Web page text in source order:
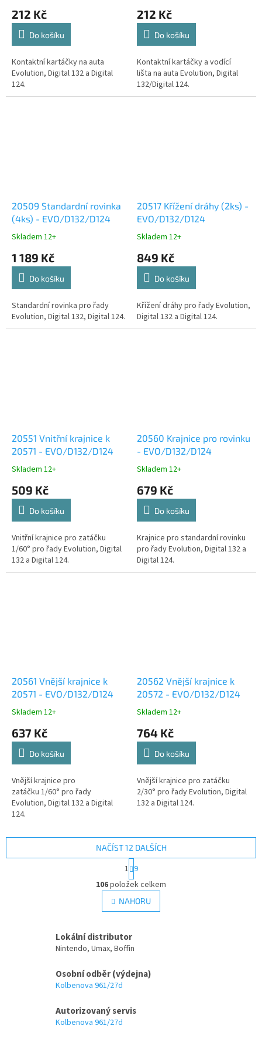
212 Kč
Do košíku
Kontaktní kartáčky na auta
Evolution, Digital 132 a Digital
124.
212 Kč
Do košíku
Kontaktní kartáčky a vodící
lišta na auta Evolution, Digital
132/Digital 124.
20509 Standardní rovinka
(4ks) - EVO/D132/D124
Skladem 12+
1 189 Kč
Do košíku
Standardní rovinka pro řady
Evolution, Digital 132, Digital 124.
20517 Křížení dráhy (2ks) -
EVO/D132/D124
Skladem 12+
849 Kč
Do košíku
Křížení dráhy pro řady Evolution,
Digital 132 a Digital 124.
20551 Vnitřní krajnice k
20571 - EVO/D132/D124
Skladem 12+
509 Kč
Do košíku
Vnitřní krajnice pro zatáčku
1/60° pro řady Evolution, Digital
132 a Digital 124.
20560 Krajnice pro rovinku
- EVO/D132/D124
Skladem 12+
679 Kč
Do košíku
Krajnice pro standardní rovinku
pro řady Evolution, Digital 132 a
Digital 124.
20561 Vnější krajnice k
20571 - EVO/D132/D124
Skladem 12+
637 Kč
Do košíku
Vnější krajnice pro
zatáčku 1/60° pro řady
Evolution, Digital 132 a Digital
124.
20562 Vnější krajnice k
20572 - EVO/D132/D124
Skladem 12+
764 Kč
Do košíku
Vnější krajnice pro zatáčku
2/30° pro řady Evolution, Digital
132 a Digital 124.
O
v
l
á
a
c
p
r
y
NAČÍST 12 DALŠÍCH
t
r
á
n
k
v
á
n
1 9
106položek celkem
NAHORU
Lokální distributor
Nintendo, Umax, Boffin
Osobní odběr (výdejna)
Kolbenova 961/27d
Autorizovaný servis
Kolbenova 961/27d